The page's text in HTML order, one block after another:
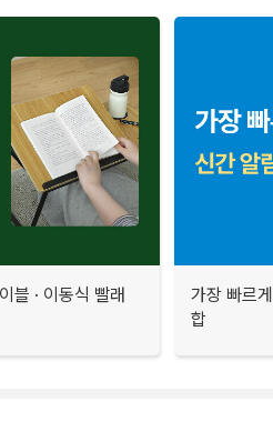
블 · 이동식 빨래
가장 빠르
합